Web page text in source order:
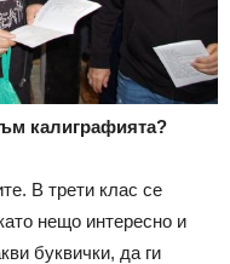
калиграфията?
В трети клас се
нещо интересно и
буквички, да ги